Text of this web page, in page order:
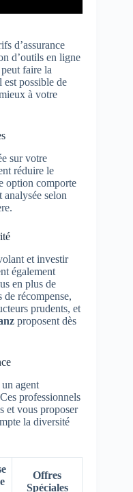
d’assurance
d’outils en ligne
faire la
possible de
à votre
sur votre
réduire le
option comporte
analysée selon
et investir
également
en plus de
de récompense,
prudents, et
proposent dès
agent
professionnels
et vous proposer
la diversité
Offres
Spéciales